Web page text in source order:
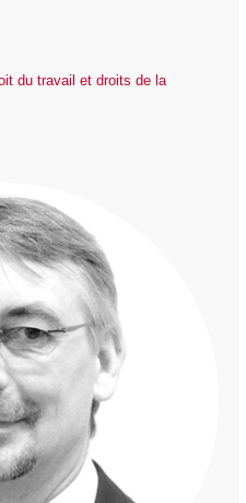
du travail et droits de la